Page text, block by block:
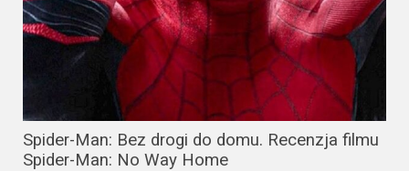
Spider-Man: Bez drogi do domu. Recenzja filmu
Spider-Man: No Way Home